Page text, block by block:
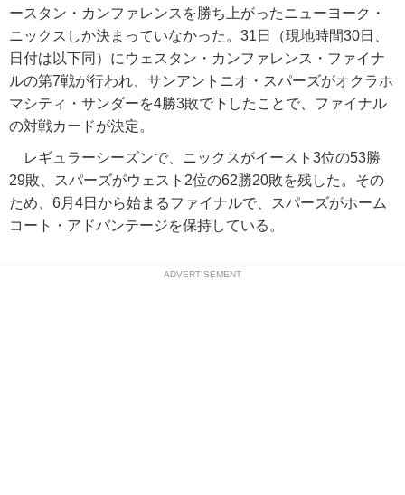
ースタン・カンファレンスを勝ち上がったニューヨーク・
ニックスしか決まっていなかった。31日（現地時間30日、
日付は以下同）にウェスタン・カンファレンス・ファイナ
ルの第7戦が行われ、サンアントニオ・スパーズがオクラホ
マシティ・サンダーを4勝3敗で下したことで、ファイナル
の対戦カードが決定。
レギュラーシーズンで、ニックスがイースト3位の53勝
29敗、スパーズがウェスト2位の62勝20敗を残した。その
ため、6月4日から始まるファイナルで、スパーズがホーム
コート・アドバンテージを保持している。
ADVERTISEMENT